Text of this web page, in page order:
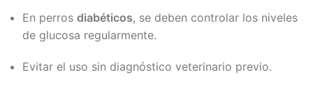
En perros diabéticos, se deben controlar los niveles
de glucosa regularmente.
Evitar el uso sin diagnóstico veterinario previo.